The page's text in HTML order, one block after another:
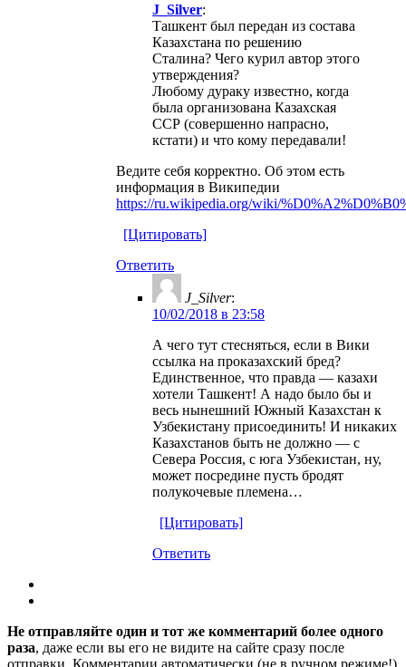
J_Silver:
Ташкент был передан из состава
Казахстана по решению
Сталина? Чего курил автор этого
утверждения?
Любому дураку известно, когда
была организована Казахская
ССР (совершенно напрасно,
кстати) и что кому передавали!
Ведите себя корректно. Об этом есть
информация в Википедии
https://ru.wikipedia.org/wiki/
[Цитировать]
Ответить
J_Silver:
10/02/2018 в 23:58
А чего тут стесняться, если в Вики
ссылка на проказахский бред?
Единственное, что правда — казахи
хотели Ташкент! А надо было бы и
весь нынешний Южный Казахстан к
Узбекистану присоединить! И никаких
Казахстанов быть не должно — с
Севера Россия, с юга Узбекистан, ну,
может посредине пусть бродят
полукочевые племена…
[Цитировать]
Ответить
Не отправляйте один и тот же комментарий более одного
раза, даже если вы его не видите на сайте сразу после
отправки. Комментарии автоматически (не в ручном режиме!)